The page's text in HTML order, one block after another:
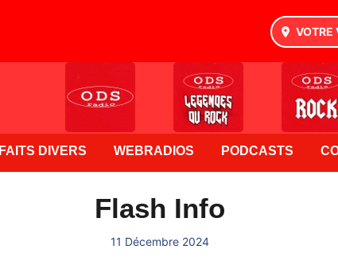
VOTRE
FAITS DIVERS WEBRADIOS PODCASTS
Flash Info
11 Décembre 2024